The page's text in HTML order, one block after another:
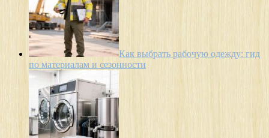
Как выбрать рабочую одежду: гид
по материалам и сезонности